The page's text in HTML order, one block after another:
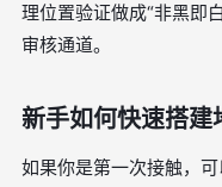
理位置验证做成“非黑即
审核通道。
新手如何快速搭建
如果你是第一次接触，